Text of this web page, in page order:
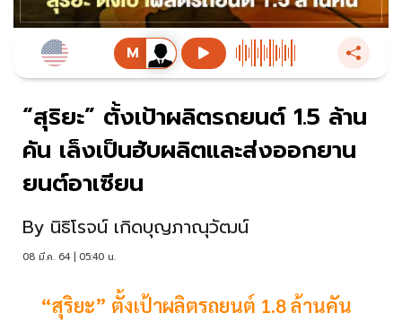
“สุริยะ” ตั้งเป้าผลิตรถยนต์ 1.5 ล้าน
คัน เล็งเป็นฮับผลิตและส่งออกยาน
ยนต์อาเซียน
By นิธิโรจน์ เกิดบุญภาณุวัฒน์
08 มี.ค. 64 | 05:40 น.
“สุริยะ” ตั้งเป้าผลิตรถยนต์ 1.8 ล้านคัน